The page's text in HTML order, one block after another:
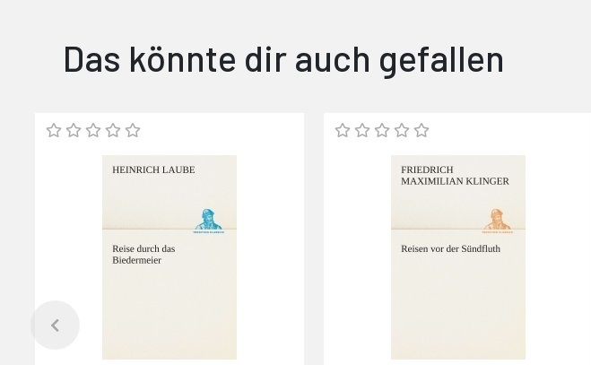
Das könnte dir auch gefallen